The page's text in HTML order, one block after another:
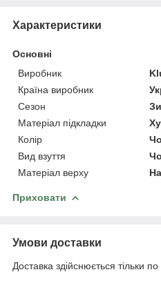
Характеристики
Основні
Виробник
Країна виробник
Сезон
Матеріал підкладки
Колір
Вид взуття
Матеріал верху
Приховати
Умови доставки
Доставка здійснюється тільки